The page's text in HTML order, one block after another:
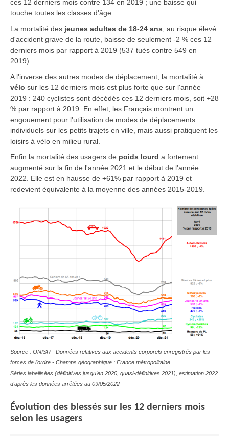
ces 12 derniers mois contre 134 en 2019 ; une baisse qui
touche toutes les classes d'âge.
La mortalité des jeunes adultes de 18-24 ans , au risque élevé
d'accident grave de la route, baisse de seulement -2 % ces 12
derniers mois par rapport à 2019 (537 tués contre 549 en
2019).
A l'inverse des autres modes de déplacement, la mortalité à
vélo sur les 12 derniers mois est plus forte que sur l'année
2019 : 240 cyclistes sont décédés ces 12 derniers mois, soit +28
% par rapport à 2019. En effet, les Français montrent un
engouement pour l'utilisation de modes de déplacements
individuels sur les petits trajets en ville, mais aussi pratiquent les
loisirs à vélo en milieu rural.
Enfin la mortalité des usagers de poids lourd a fortement
augmenté sur la fin de l'année 2021 et le début de l'année
2022. Elle est en hausse de +61% par rapport à 2019 et
redevient équivalente à la moyenne des années 2015-2019.
Source : ONISR - Données relatives aux accidents corporels enregistrés par les
forces de l'ordre - Champs géographique : France métropolitaine
Séries labellisées (définitives jusqu'en 2020, quasi-définitives 2021), estimation 2022
d'après les données arrêtées au 09/05/2022
Évolution des blessés sur les 12 derniers mois
selon les usagers